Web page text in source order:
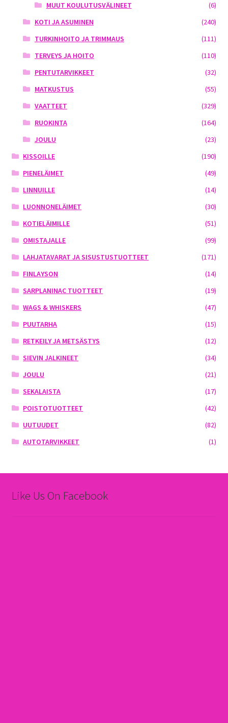
MUUT KOULUTUSVÄLINEET
(6)
KOTI JA ASUMINEN
(240)
TURKINHOITO JA TRIMMAUS
(111)
TERVEYS JA HOITO
(110)
PENTUTARVIKKEET
(32)
MATKUSTUS
(55)
VAATTEET
(329)
RUOKINTA
(164)
JOULU
(23)
KISSOILLE
(190)
PIENELÄIMET
(49)
LINNUILLE
(14)
LUONNONELÄIMET
(30)
KOTIELÄIMILLE
(51)
OMISTAJALLE
(99)
LAHJATAVARAT JA SISUSTUSTUOTTEET
(171)
FINLAYSON
(14)
SARPLANINAC TUOTTEET
(19)
WAGS & WHISKERS
(47)
PUUTARHA
(15)
RETKEILY JA METSÄSTYS
(12)
SIEVIN JALKINEET
(34)
JOULU
(21)
SEKALAISTA
(17)
POISTOTUOTTEET
(42)
UUTUUDET
(82)
AUTOTARVIKKEET
(1)
Like Us On Facebook